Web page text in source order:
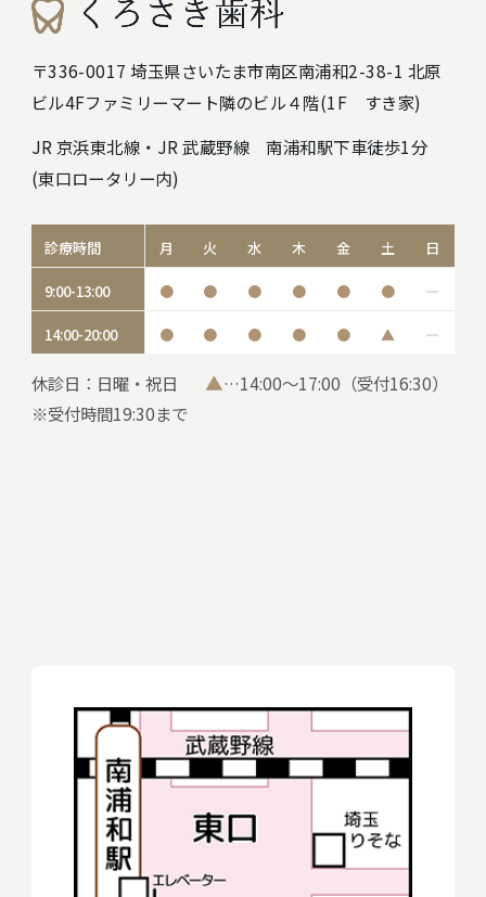
〒336-0017 埼玉県さいたま市南区南浦和2-38-1 北原
ビル4Fファミリーマート隣のビル４階(1F すき家)
JR 京浜東北線・JR 武蔵野線 南浦和駅下車徒歩1分
(東口ロータリー内)
診療時間 月 火 水 木 金 土 日
9:00-13:00 ● ● ● ● ● ● ―
14:00-20:00 ● ● ● ● ● ▲ ―
休診日：日曜・祝日 ▲…14:00～17:00（受付16:30）
※受付時間19:30まで